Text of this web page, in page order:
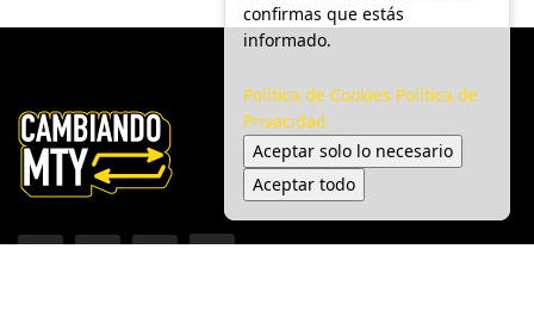
confirmas que estás
informado.
Política de Cookies Política de
Privacidad
Aceptar solo lo necesario
Aceptar todo